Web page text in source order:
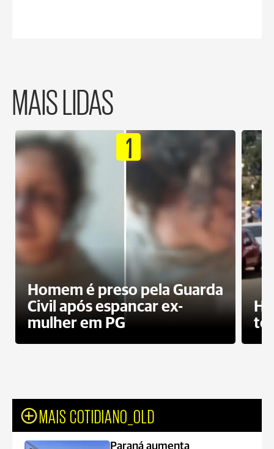
MAIS LIDAS
1
Homem é preso pela Guarda
Civil após espancar ex-
mulher em PG
MAIS COTIDIANO_OLD
Paraná aumenta